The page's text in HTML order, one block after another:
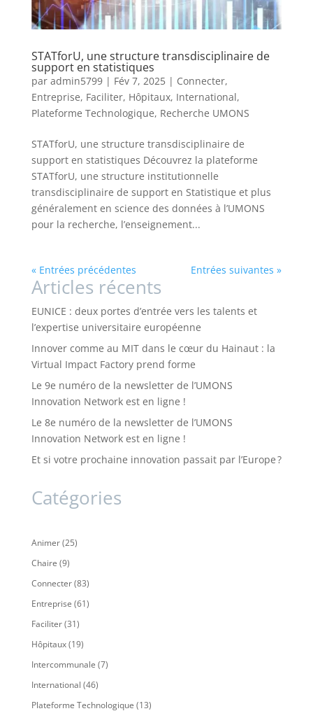
STATforU, une structure transdisciplinaire de
support en statistiques
par admin5799| Fév 7, 2025| Connecter,
Entreprise, Faciliter, Hôpitaux, International,
Plateforme Technologique, Recherche UMONS
STATforU, une structure transdisciplinaire de
support en statistiques Découvrez la plateforme
STATforU, une structure institutionnelle
transdisciplinaire de support en Statistique et plus
généralement en science des données à l’UMONS
pour la recherche, l’enseignement...
« Entrées précédentes Entrées suivantes »
Articles récents
EUNICE : deux portes d’entrée vers les talents et
l’expertise universitaire européenne
Innover comme au MIT dans le cœur du Hainaut : la
Virtual Impact Factory prend forme
Le 9e numéro de la newsletter de l’UMONS
Innovation Network est en ligne !
Le 8e numéro de la newsletter de l’UMONS
Innovation Network est en ligne !
Et si votre prochaine innovation passait par l’Europe ?
Catégories
Animer(25)
Chaire (9)
Connecter(83)
Entreprise (61)
Faciliter(31)
Hôpitaux(19)
Intercommunale (7)
International (46)
Plateforme Technologique (13)